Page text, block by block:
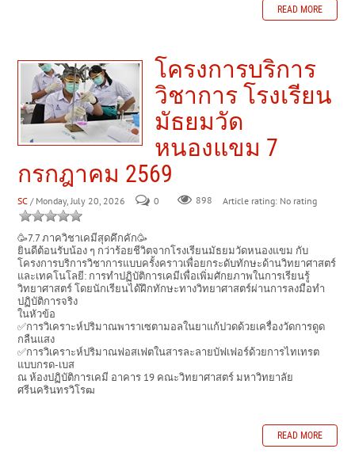
READ MORE
โครงการบริการ
วิชาการ โรงเรียน
มัธยมวัด
หนองแขม 7
กรกฎาคม 2569
SC / Monday, July 20, 2026 0 898 Article rating: No rating
🥳7.7 ภาควิชาเคมีสุดคึกคัก🥳
ยินดีต้อนรับน้อง ๆ กว่าร้อยชีวิตจากโรงเรียนมัธยมวัดหนองแขม กับ
โครงการบริการวิชาการแบบครั้งคราวเพื่อยกระดับทักษะด้านวิทยาศาสตร์
และเทคโนโลยี: การทำปฏิบัติการเคมีเพื่อเพิ่มศักยภาพในการเรียนรู้
วิทยาศาสตร์ โดยนักเรียนได้ฝึกทักษะทางวิทยาศาสตร์ผ่านการลงมือทำ
ปฏิบัติการจริง
ในหัวข้อ
✅การวิเคราะห์ปริมาณพาราเซตามอลในยาแก้ปวดด้วยเครื่องวัดการดูด
กลืนแสง
✅การวิเคราะห์ปริมาณฟอสเฟตในสารละลายบัฟเฟอร์ด้วยการไทเทรต
แบบกรด-เบส
ณ ห้องปฏิบัติการเคมี อาคาร 19 คณะวิทยาศาสตร์ มหาวิทยาลัย
ศรีนครินทรวิโรฒ
READ MORE